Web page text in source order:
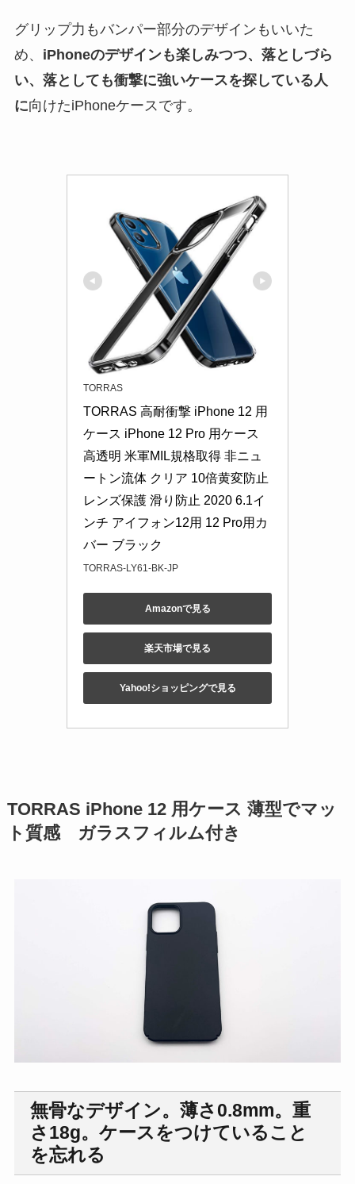
グリップ力もバンパー部分のデザインもいいた
め、 iPhoneのデザインも楽しみつつ、落としづら
い、落としても衝撃に強いケースを探している人
に向けたiPhoneケースです。
TORRAS
TORRAS 高耐衝撃 iPhone 12 用
ケース iPhone 12 Pro 用ケース
高透明 米軍MIL規格取得 非ニュ
ートン流体 クリア 10倍黄変防止
レンズ保護 滑り防止 2020 6.1イ
ンチ アイフォン12用 12 Pro用カ
バー ブラック
TORRAS-LY61-BK-JP
Amazonで見る
楽天市場で見る
Yahoo!ショッピングで見る
TORRAS iPhone 12 用ケース 薄型でマッ
ト質感 ガラスフィルム付き
無骨なデザイン。薄さ0.8mm。重
さ18g。ケースをつけていること
を忘れる